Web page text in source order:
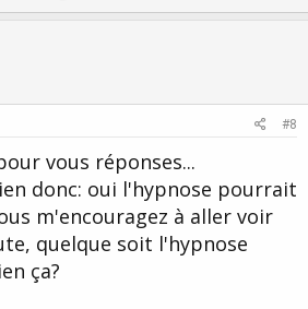
p
o
e
#8
vous réponses...
donc: oui l'hypnose pourrait
m'encouragez à aller voir
quelque soit l'hypnose
ça?